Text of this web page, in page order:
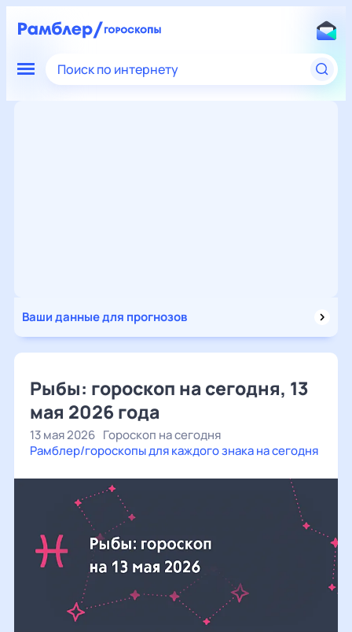
Поиск по интернету
Ваши данные для прогнозов
Рыбы: гороскоп на сегодня, 13
мая 2026 года
13 мая 2026 Гороскоп на сегодня
Рамблер/гороскопы для каждого знака на сегодня